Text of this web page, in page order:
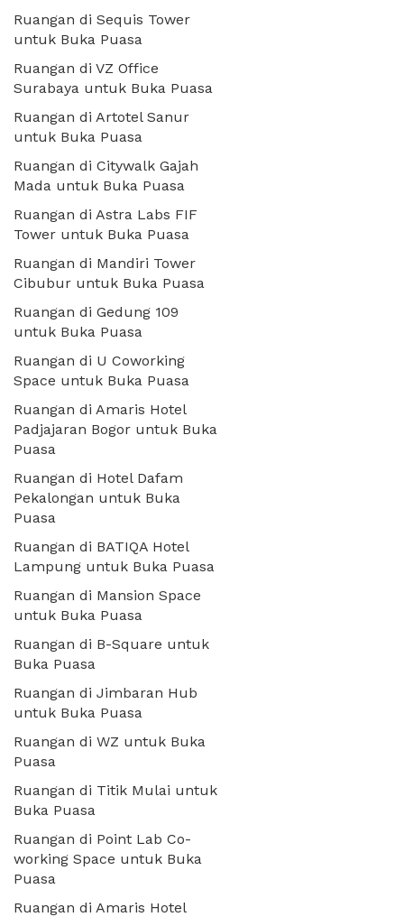
Ruangan di Sequis Tower
untuk Buka Puasa
Ruangan di VZ Office
Surabaya untuk Buka Puasa
Ruangan di Artotel Sanur
untuk Buka Puasa
Ruangan di Citywalk Gajah
Mada untuk Buka Puasa
Ruangan di Astra Labs FIF
Tower untuk Buka Puasa
Ruangan di Mandiri Tower
Cibubur untuk Buka Puasa
Ruangan di Gedung 109
untuk Buka Puasa
Ruangan di U Coworking
Space untuk Buka Puasa
Ruangan di Amaris Hotel
Padjajaran Bogor untuk Buka
Puasa
Ruangan di Hotel Dafam
Pekalongan untuk Buka
Puasa
Ruangan di BATIQA Hotel
Lampung untuk Buka Puasa
Ruangan di Mansion Space
untuk Buka Puasa
Ruangan di B-Square untuk
Buka Puasa
Ruangan di Jimbaran Hub
untuk Buka Puasa
Ruangan di WZ untuk Buka
Puasa
Ruangan di Titik Mulai untuk
Buka Puasa
Ruangan di Point Lab Co-
working Space untuk Buka
Puasa
Ruangan di Amaris Hotel